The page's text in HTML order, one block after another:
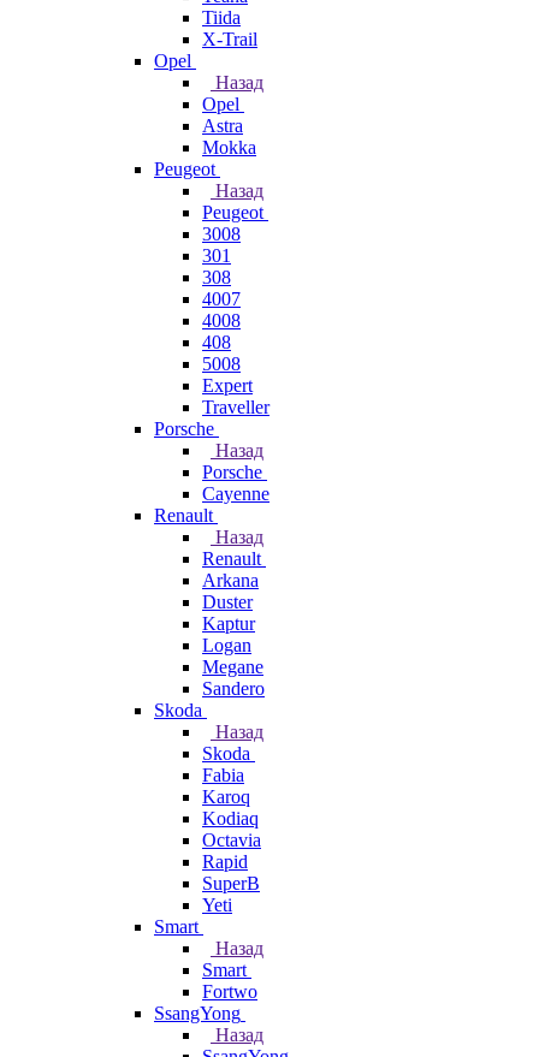
Tiida
X-Trail
Opel
Назад
Opel
Astra
Mokka
Peugeot
Назад
Peugeot
3008
301
308
4007
4008
408
5008
Expert
Traveller
Porsche
Назад
Porsche
Cayenne
Renault
Назад
Renault
Arkana
Duster
Kaptur
Logan
Megane
Sandero
Skoda
Назад
Skoda
Fabia
Karoq
Kodiaq
Octavia
Rapid
SuperB
Yeti
Smart
Назад
Smart
Fortwo
SsangYong
Назад